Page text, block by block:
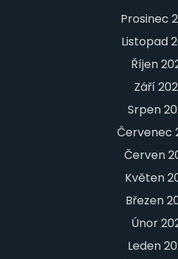
Prosinec
Listopad
Říjen
Září
Srpen
Červenec
Červen
Květen
Březen
Únor
Leden